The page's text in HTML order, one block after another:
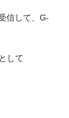
信して、G-
して